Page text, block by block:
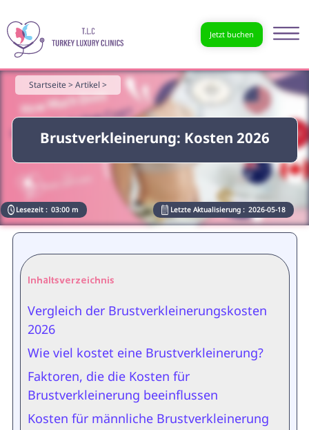
Jetzt buchen
Brustverkleinerung: Kosten 2026
Startseite >Artikel >
Lesezeit : 03:00 m Letzte Aktualisierung : 2026-05-18
Inhaltsverzeichnis
Vergleich der Brustverkleinerungskosten
2026
Wie viel kostet eine Brustverkleinerung?
Faktoren, die die Kosten für
Brustverkleinerung beeinflussen
Kosten für männliche Brustverkleinerung